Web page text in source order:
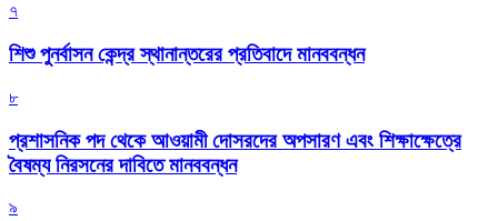
৭
শিশু পুনর্বাসন কেন্দ্র স্থানান্তরের প্রতিবাদে মানববন্ধন
৮
প্রশাসনিক পদ থেকে আওয়ামী দোসরদের অপসারণ এবং শিক্ষাক্ষেত্রে
বৈষম্য নিরসনের দাবিতে মানববন্ধন
৯